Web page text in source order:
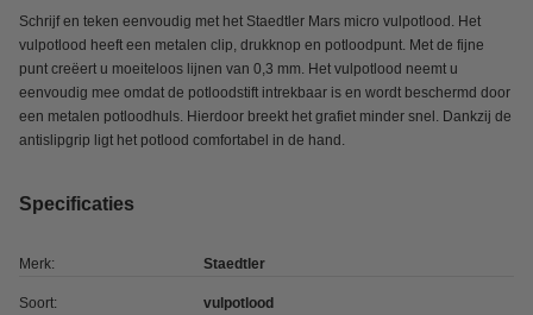
Schrijf en teken eenvoudig met het Staedtler Mars micro vulpotlood. Het
vulpotlood heeft een metalen clip, drukknop en potloodpunt. Met de fijne
punt creëert u moeiteloos lijnen van 0,3 mm. Het vulpotlood neemt u
eenvoudig mee omdat de potloodstift intrekbaar is en wordt beschermd door
een metalen potloodhuls. Hierdoor breekt het grafiet minder snel. Dankzij de
antislipgrip ligt het potlood comfortabel in de hand.
Specificaties
Merk: Staedtler
Soort: vulpotlood